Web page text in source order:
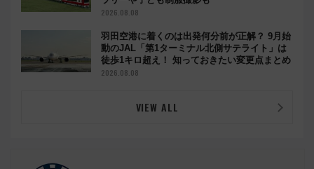
2026.08.08
羽田空港に着くのは出発何分前が正解？ 9月始
動のJAL「第1ターミナル北側サテライト」は
徒歩1キロ超え！ 知っておきたい変更点まとめ
2026.08.08
VIEW ALL